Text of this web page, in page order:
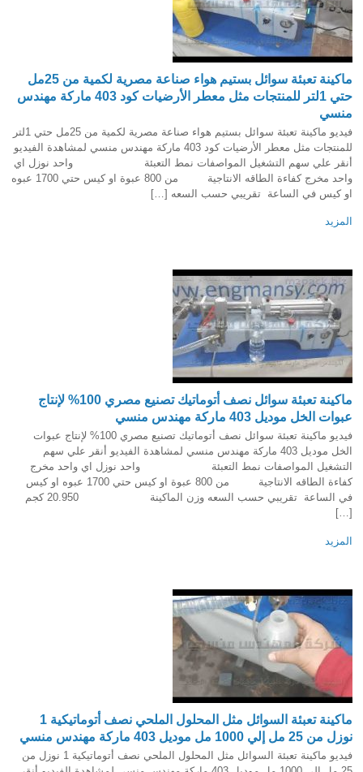
ماكينة تعبئة سوائل بستيم هواء صناعة مصرية لكمية من 25مل
حتي 1لتر للمنتجات مثل معطر الأرضيات كود 403 ماركة مهندس
منسي
فيديو ماكينة تعبئة سوائل بستيم هواء صناعة مصرية لكمية من 25مل حتي 1لتر
للمنتجات مثل معطر الأرضيات كود 403 ماركة مهندس منسي لمشاهدة الفيديو
أنقر علي سهم التشغيل المواصفات نمط التعبئة واحد نوزل اي
واحد مخرج كفاءة الطاقه الانتاجية من 800 عبوة او كيس حتي 1700 عبوه
او كيس في الساعة تقريبي حسب السعه […]
المزيد
ماكينة تعبئة سوائل نصف أتوماتيك تصنيع مصري 100% لإنتاج
عبوات الخل موديل 403 ماركة مهندس منسي
فيديو ماكينة تعبئة سوائل نصف أتوماتيك تصنيع مصري 100% لإنتاج عبوات
الخل موديل 403 ماركة مهندس منسي لمشاهدة الفيديو أنقر علي سهم
التشغيل المواصفات نمط التعبئة واحد نوزل اي واحد مخرج
كفاءة الطاقه الانتاجية من 800 عبوة او كيس حتي 1700 عبوه او كيس
في الساعة تقريبي حسب السعه وزن الماكينة 20.950 كجم
[…]
المزيد
ماكينة تعبئة السوائل مثل المحلول الملحي نصف أتوماتيكية 1
نوزل من 25 مل إلي 1000 مل موديل 403 ماركة مهندس منسي
فيديو ماكينة تعبئة السوائل مثل المحلول الملحي نصف أتوماتيكية 1 نوزل من